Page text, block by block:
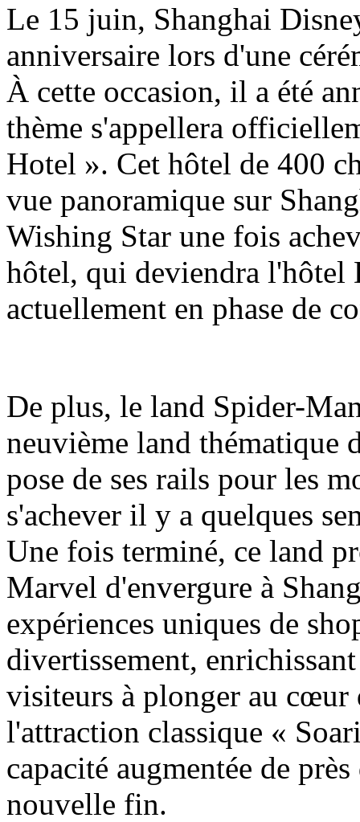
Le 15 juin, Shanghai
anniversaire lors d'une
À cette occasion, il a été
thème s'appellera
Hotel ». Cet hôtel de 400
vue panoramique sur
Wishing Star une fois
hôtel, qui deviendra l'hôtel
actuellement en phase de
De plus, le land Spider-
neuvième land thématique
pose de ses rails pour les
s'achever il y a quelques
Une fois terminé, ce land
Marvel d'envergure à
expériences uniques de
divertissement,
visiteurs à plonger au
l'attraction classique «
capacité augmentée de
nouvelle fin.